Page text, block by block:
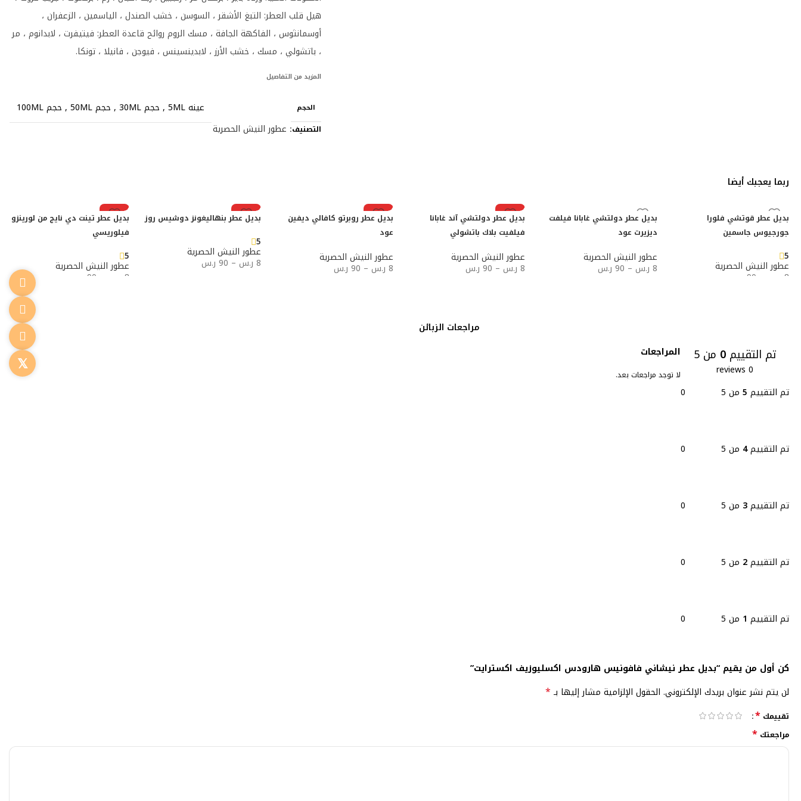
هيل قلب العطر: التبغ الأشقر ، السوسن ، خشب الصندل ، الياسمين ، الزعفران ،
أوسمانثوس ، الفاكهة الجافة ، مسك الروم روائح قاعدة العطر: فيتيفرت ، لابدانوم ، مر
، باتشولي ، مسك ، خشب الأرز ، لابدينسينس ، فيوجن ، فانيلا ، تونكا.
المزيد من التفاصيل
الحجم عينه 5ML , حجم 30ML , حجم 50ML , حجم 100ML
التصنيف: عطور النيش الحصرية
ربما يعجبك أيضا
بديل عطر قوتشي فلورا
جورجيوس جاسمين
5
عطور النيش الحصرية
8
90
بديل عطر دولتشي غابانا فيلفت
ديزيرت عود
عطور النيش الحصرية
8 ر.س –
90 ر.س
رائج
بديل عطر دولتشي آند غابانا
فيلفيت بلاك باتشولي
عطور النيش الحصرية
8 ر.س –
90 ر.س
رائج
بديل عطر روبرتو كافالي ديفين
عود
عطور النيش الحصرية
8 ر.س –
90 ر.س
رائج
بديل عطر بنهاليغونز دوشيس روز
5
عطور النيش الحصرية
8 ر.س –
90 ر.س
رائج
بديل عطر تينت دي نايج من لورينزو
فيلوريسي
5
عطور النيش الحصرية
8
90
مراجعات الزبائن
تم التقييم 0 من 5
0 reviews
تم التقييم 5 من 5 0
تم التقييم4 من 5 0
تم التقييم3 من 5 0
تم التقييم2 من 5 0
تم التقييم 1 من 5 0
المراجعات
لا توجد مراجعات بعد.
كن أول من يقيم “بديل عطر نيشاني فافونيس هارودس اكسليوزيف اكسترايت”
لن يتم نشر عنوان بريدك الإلكتروني. الحقول الإلزامية مشار إليها بـ *
تقييمك *
مراجعتك *